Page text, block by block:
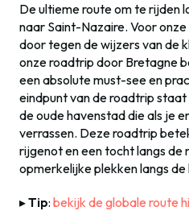
De ultieme route om te rijden
naar Saint-Nazaire. Voor
door tegen de wijzers van de
onze roadtrip door Bretagne
een absolute must-see en
eindpunt van de roadtrip
de oude havenstad die als je
verrassen. Deze roadtrip
rijgenot en een tocht langs de
opmerkelijke plekken langs
▸Tip: bekijk de globale route